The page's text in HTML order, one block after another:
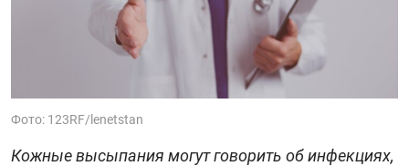
Фото: 123RF/lenetstan
Кожные высыпания могут говорить об инфекциях,